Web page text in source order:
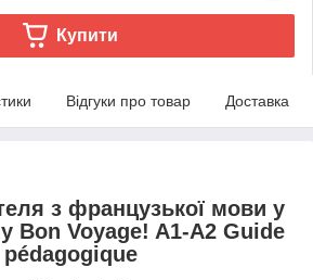
Купити
Відгуки про товар Доставка
з французької мови у
Bon Voyage! A1-A2 Guide
pédagogique